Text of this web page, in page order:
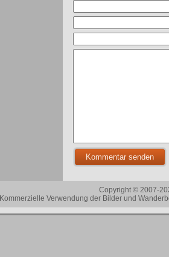
Copyright © 2007-
Kommerzielle Verwendung der Bilder und